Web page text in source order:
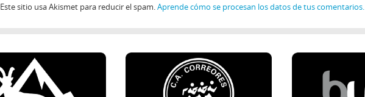
Este sitio usa Akismet para reducir el spam.Aprende cómo se procesan los datos de tus comentarios.